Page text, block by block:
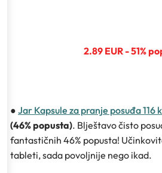
2.89 EUR - 51%
● Jar Kapsule za pranje posuđa 116
(46% popusta). Blještavo čisto
fantastičnih 46% popusta!
tableti, sada povoljnije nego ikad.